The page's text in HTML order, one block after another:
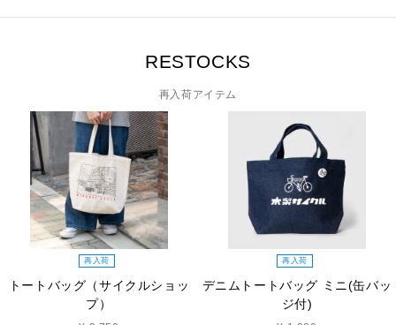
RESTOCKS
再入荷アイテム
再入荷
トートバッグ（サイクルショッ
プ）
再入荷
デニムトートバッグ ミニ(缶バッ
ジ付)